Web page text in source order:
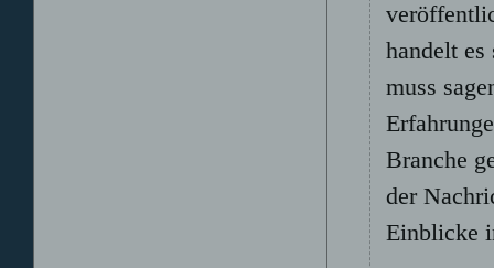
handelt es
muss
Branche
der
Einblicke